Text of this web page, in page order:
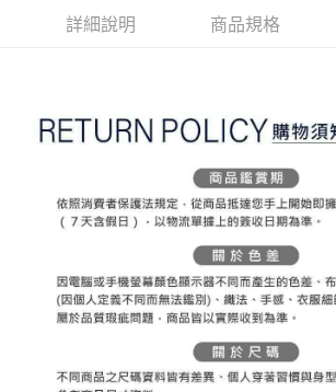
成交易。
【繳款方式說明】
1.分期款項不併入電信帳單，「大哥付你分期」於每
2.透過簡訊連結打開帳單後，可選擇「超商條碼／台
帳／街口支付／iPASS MONEY」等通路繳費。
1.本服務係由「台灣大哥大股份有限公司」（以下簡
用戶於交易時，得透過本服務購買商品或服務，並由
買賣價金債權讓與本公司後，依約使用本公司帳單繳
2.基於同意付款使用「大哥付你分期」之契約關係目
資料（包含姓名、電話或地址）提供予台灣大哥大進
由本公司與您本人進行分期帳單所需資料之確認、核
3.完整用戶服務條款，請詳閱以下連結：https://
【關於「AFTEE先享後付」】
AFTEE先享後付是「在收到商品之後才付款」的支付
１．於結帳方式選擇「AFTEE先享後付」後，將跳轉
結帳頁面，進行簡訊認證並確認金額後，即可完成結
２．訂單成立數日內，您將收到繳費通知簡訊。
３．收到繳費通知簡訊後14天內，點擊此簡訊中的連
ATM／網路銀行／等多元方式進行付款，方視為交易
購買商品的店家。未經商家同意取消之訂單仍視為有
後付繳納相關費用。
是否繳費成功／繳費後需取消欲退款等相關疑問，請
客戶支援中心」 https://
ATM付款
全家取貨付款
免運費
免運費
詳細說明 商品規格